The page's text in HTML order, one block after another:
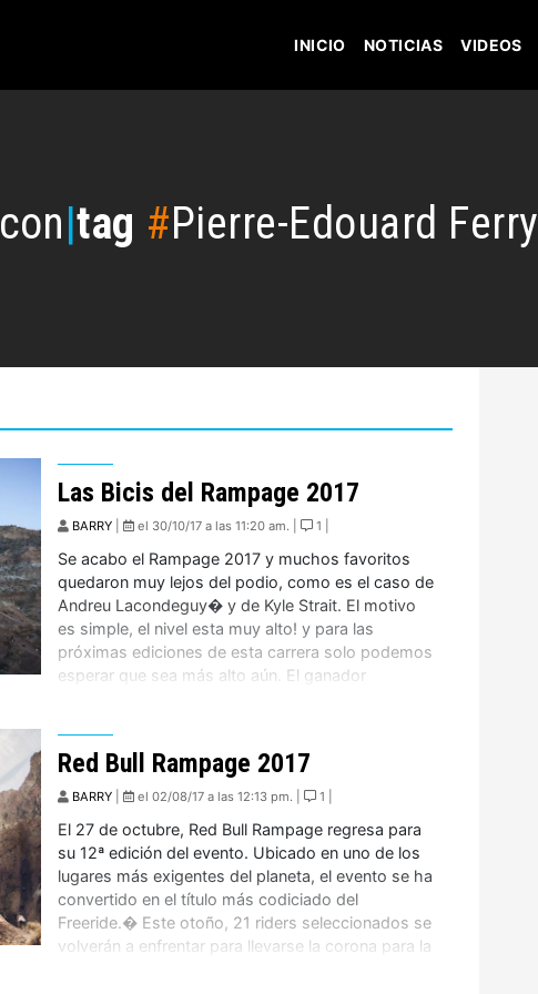
INICIO NOTICIAS VIDEOS
con|tag #Pierre-Edouard Ferry
Las Bicis del Rampage 2017
BARRY el 30/10/17 a las 11:20 am. | 1 |
Se acabo el Rampage 2017 y muchos favoritos
quedaron muy lejos del podio, como es el caso de
Andreu Lacondeguy� y de Kyle Strait. El motivo
es simple, el nivel esta muy alto! y para las
próximas ediciones de esta carrera solo podemos
esperar que sea más alto aún. El ganador
Red Bull Rampage 2017
BARRY el 02/08/17 a las 12:13 pm. | 1 |
El 27 de octubre, Red Bull Rampage regresa para
su 12ª edición del evento. Ubicado en uno de los
lugares más exigentes del planeta, el evento se ha
convertido en el título más codiciado del
Freeride.� Este otoño, 21 riders seleccionados se
volverán a enfrentar para llevarse la corona para la